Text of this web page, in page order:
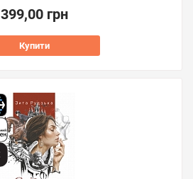
399,00 грн
Купити